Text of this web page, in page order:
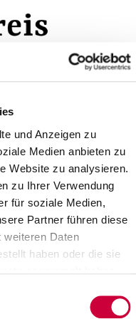
und Anzeigen zu
Medien anbieten zu
Website zu analysieren.
zu Ihrer Verwendung
für soziale Medien,
Partner führen diese
weiteren Daten
haben oder die sie
Veranstaltungen
Suchen
Dienst: